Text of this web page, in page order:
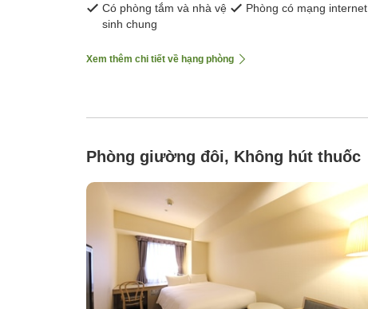
Có phòng tắm và nhà vệ
sinh chung
Phòng có mạng internet
Xem thêm chi tiết về hạng phòng
Phòng giường đôi, Không hút thuốc